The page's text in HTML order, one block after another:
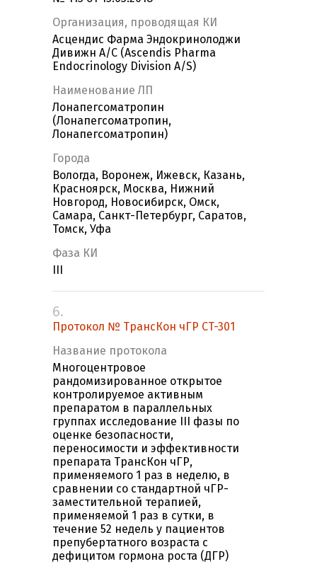
Организация, проводящая КИ
Асцендис Фарма Эндокринолоджи
Дивижн А/С (Ascendis Pharma
Endocrinology Division A/S)
Наименование ЛП
Лонапегсоматропин
(Лонапегсоматропин,
Лонапегсоматропин)
Города
Вологда, Воронеж, Ижевск, Казань,
Красноярск, Москва, Нижний
Новгород, Новосибирск, Омск,
Самара, Санкт-Петербург, Саратов,
Томск, Уфа
Фаза КИ
6.
Протокол № ТрансКон чГР CT-301
Название протокола
Многоцентровое
рандомизированное открытое
контролируемое активным
препаратом в параллельных
группах исследование III фазы по
оценке безопасности,
переносимости и эффективности
препарата ТрансКон чГР,
применяемого 1 раз в неделю, в
сравнении со стандартной чГР-
заместительной терапией,
применяемой 1 раз в сутки, в
течение 52 недель у пациентов
препубертатного возраста с
дефицитом гормона роста (ДГР)